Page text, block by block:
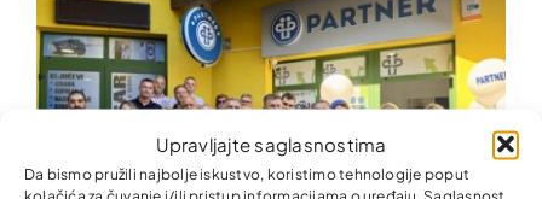
Upravljajte saglasnostima
Da bismo pružili najbolje iskustvo, koristimo tehnologije poput
kolačića za čuvanje i/ili pristup informacijama o uređaju. Saglasnost